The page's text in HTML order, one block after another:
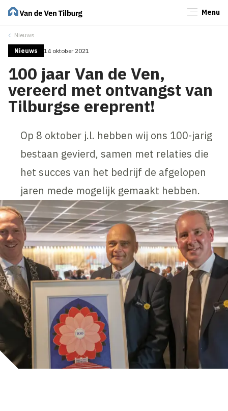
Menu
Nieuws
Nieuws 14 oktober 2021
100 jaar Van de Ven,
vereerd met ontvangst van
Tilburgse ereprent!
Op 8 oktober j.l. hebben wij ons 100-jarig
bestaan gevierd, samen met relaties die
het succes van het bedrijf de afgelopen
jaren mede mogelijk gemaakt hebben.
Sluiten